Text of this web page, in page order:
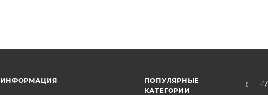
ИНФОРМАЦИЯ
ПОПУЛЯРНЫЕ
КАТЕГОРИИ